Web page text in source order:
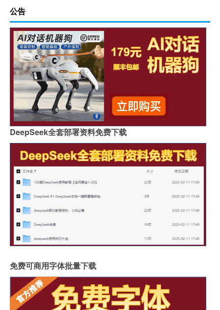
公告
DeepSeek全套部署资料免费下载
免费可商用字体批量下载